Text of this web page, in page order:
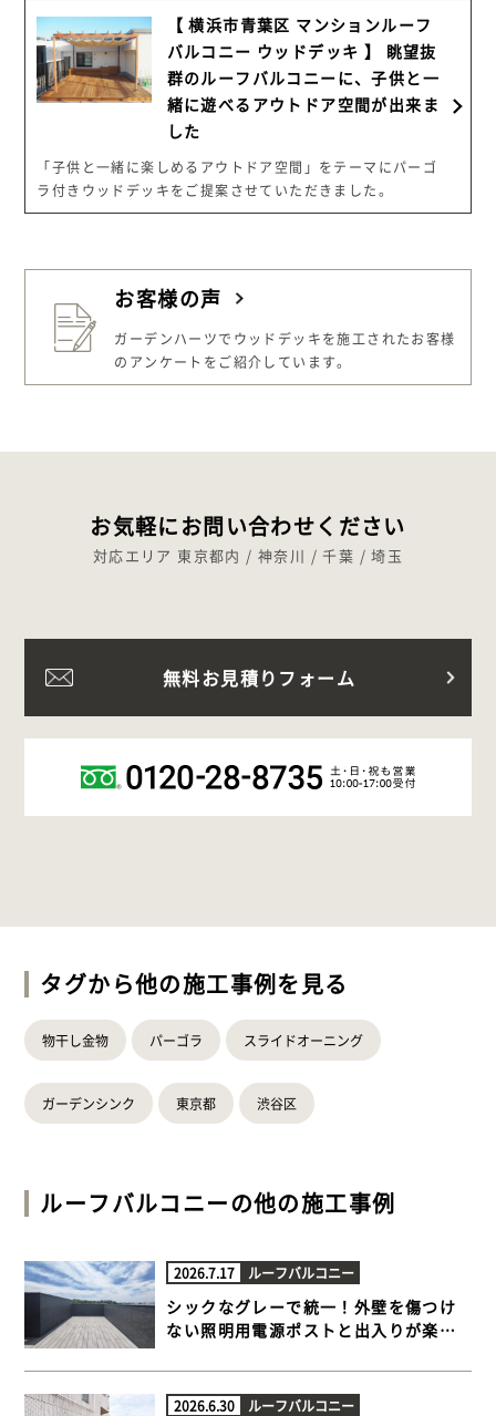
【 横浜市青葉区 マンションルーフ
バルコニー ウッドデッキ 】 眺望抜
群のルーフバルコニーに、子供と一
緒に遊べるアウトドア空間が出来ま
した
「子供と一緒に楽しめるアウトドア空間」をテーマにパーゴ
ラ付きウッドデッキをご提案させていただきました。
お客様の声
ガーデンハーツでウッドデッキを施工されたお客様
のアンケートをご紹介しています。
お気軽にお問い合わせください
対応エリア 東京都内 / 神奈川 / 千葉 / 埼玉
無料お見積りフォーム
タグから他の施工事例を見る
物干し金物 パーゴラ スライドオーニング
ガーデンシンク 東京都 渋谷区
ルーフバルコニーの他の施工事例
2026.7.17 ルーフバルコニー
シックなグレーで統一！外壁を傷つけ
ない照明用電源ポストと出入りが楽に
区 一戸建て屋上 樹脂木デッキ】
2026.6.30 ルーフバルコニー